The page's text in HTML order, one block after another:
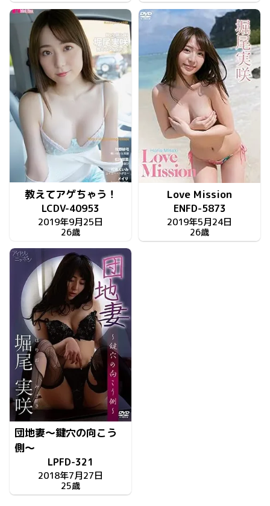
教えてアゲちゃう！
LCDV-40953
2019年9月25日
26歳
Love Mission
ENFD-5873
2019年5月24日
26歳
団地妻～鍵穴の向こう
側～
LPFD-321
2018年7月27日
25歳